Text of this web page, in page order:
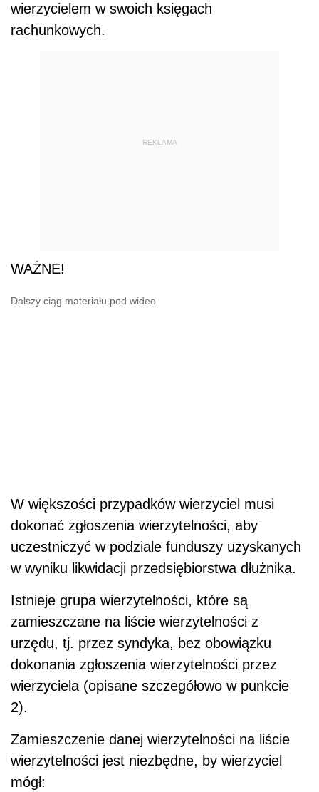
wierzycielem w swoich księgach
rachunkowych.
REKLAMA
WAŻNE!
Dalszy ciąg materiału pod wideo
W większości przypadków wierzyciel musi
dokonać zgłoszenia wierzytelności, aby
uczestniczyć w podziale funduszy uzyskanych
w wyniku likwidacji przedsiębiorstwa dłużnika.
Istnieje grupa wierzytelności, które są
zamieszczane na liście wierzytelności z
urzędu, tj. przez syndyka, bez obowiązku
dokonania zgłoszenia wierzytelności przez
wierzyciela (opisane szczegółowo w punkcie
2).
Zamieszczenie danej wierzytelności na liście
wierzytelności jest niezbędne, by wierzyciel
mógł: